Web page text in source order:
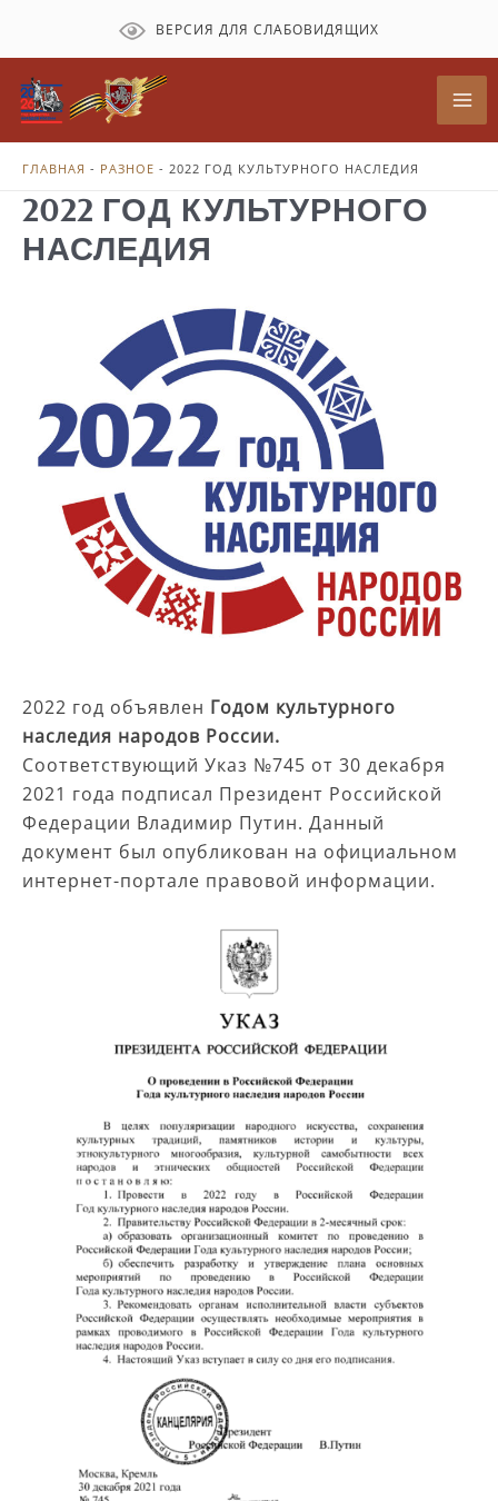
содержимому
ВЕРСИЯ ДЛЯ СЛАБОВИДЯЩИХ
ГЛАВНАЯ - РАЗНОЕ - 2022 ГОД КУЛЬТУРНОГО НАСЛЕДИЯ
2022 ГОД КУЛЬТУРНОГО
НАСЛЕДИЯ
2022 год объявлен Годом культурного
наследия народов России.
Соответствующий Указ №745 от 30 декабря
2021 года подписал Президент Российской
Федерации Владимир Путин. Данный
документ был опубликован на официальном
интернет-портале правовой информации.